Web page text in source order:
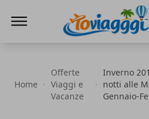
Home
Offerte
Viaggi e
Vacanze
Inverno
notti alle
Gennaio-